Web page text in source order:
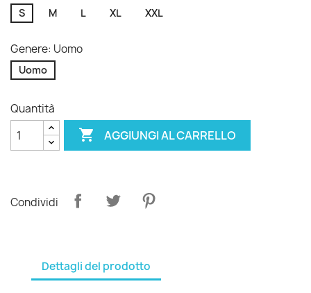
S M L XL XXL
Genere: Uomo
Uomo
Quantità
 AGGIUNGI AL CARRELLO
Condividi
Dettagli del prodotto